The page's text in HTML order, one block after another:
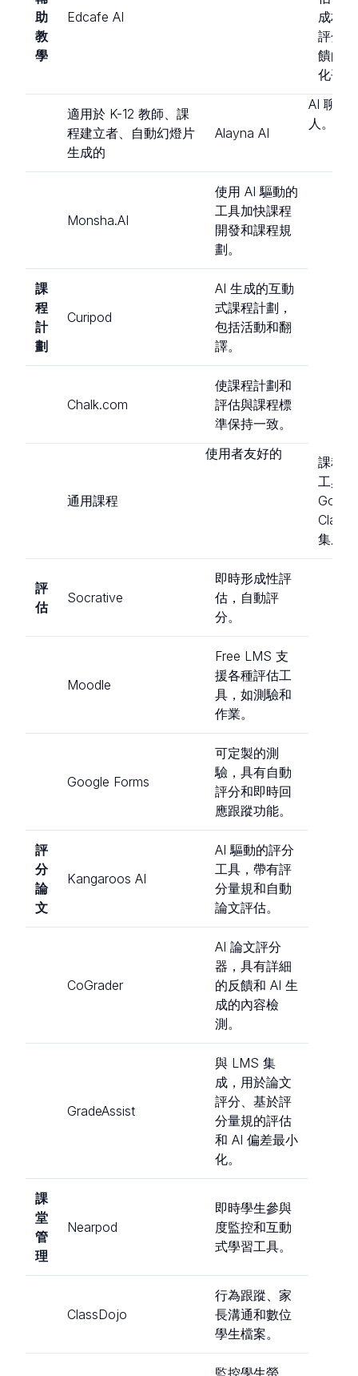
助
教
學
Edcafe AI
成材
評分
饋的
化平
適用於 K-12 教師、課
程建立者、自動幻燈片
生成的
Alayna AI
AI 聊天
人。
Monsha.AI
使用 AI 驅動的
工具加快課程
開發和課程規
劃。
課
程
計
劃
Curipod
AI 生成的互動
式課程計劃，
包括活動和翻
譯。
Chalk.com
使課程計劃和
評估與課程標
準保持一致。
通用課程
使用者友好的
課程
工具
集成。
評
估
Socrative
即時形成性評
估，自動評
分。
Moodle
Free LMS 支
援各種評估工
具，如測驗和
作業。
Google Forms
可定製的測
驗，具有自動
評分和即時回
應跟蹤功能。
評
分
論
文
Kangaroos AI
AI 驅動的評分
工具，帶有評
分量規和自動
論文評估。
CoGrader
AI 論文評分
器，具有詳細
的反饋和 AI 生
成的內容檢
測。
GradeAssist
與 LMS 集
成，用於論文
評分、基於評
分量規的評估
和 AI 偏差最小
化。
課
堂
管
理
Nearpod
即時學生參與
度監控和互動
式學習工具。
ClassDojo
行為跟蹤、家
長溝通和數位
學生檔案。
監控學生螢